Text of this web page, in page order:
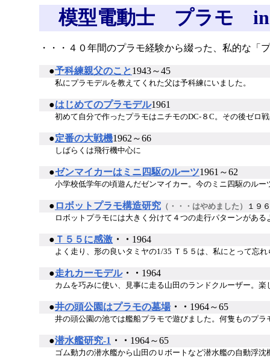
模型電動士 プラモ
・・・４０年間のプラモ経験から綴った、私的な「
●予科練親父のこと1943～45
私にプラモデルを教えてくれた父は予科練にいました。
●はじめてのプラモデル1961
初めて自分で作ったプラモはニチモのDC-８C。その後ゼロ戦
●定番の大戦機1962～66
しばらくは飛行機中心に
●ゼンマイカーはミニ四駆のルーツ1961～62
小学校低学年の頃遊んだゼンマイカー。今のミニ四駆のルー
● ロボットプラモ構造研究 （・・・はやめました）
１９
ロボットプラモには大きく分けて４つの走行パターンがあ
● Ｔ５５に感激 ・・ 1964
よく走り、形の良いタミヤの1/35 Ｔ５５は、私にとって忘れ
●走れカーモデル・・ 1964
カムを巧みに使い、見事に走る山田のランドクルーザー。楽
●井の頭公園はプラモの墓場・・ 1964～65
井の頭公園の池では艦船プラモで遊びました。何隻ものプラ
●潜水艦研究-1 ・・ 1964～65
ゴム動力の潜水艦から山田のＵボートなど潜水艦の自動浮沈